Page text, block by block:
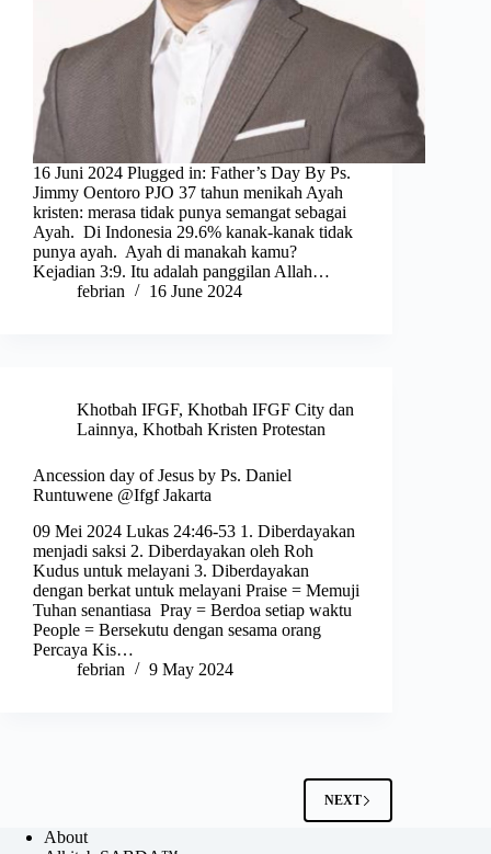
16 Juni 2024 Plugged in: Father’s Day By Ps.
Jimmy Oentoro PJO 37 tahun menikah Ayah
kristen: merasa tidak punya semangat sebagai
Ayah. Di Indonesia 29.6% kanak-kanak tidak
punya ayah. Ayah di manakah kamu?
Kejadian 3:9. Itu adalah panggilan Allah…
febrian
16 June 2024
Khotbah IFGF, Khotbah IFGF City dan
Lainnya, Khotbah Kristen Protestan
Ancession day of Jesus by Ps. Daniel
Runtuwene @Ifgf Jakarta
09 Mei 2024 Lukas 24:46-53 1. Diberdayakan
menjadi saksi 2. Diberdayakan oleh Roh
Kudus untuk melayani 3. Diberdayakan
dengan berkat untuk melayani Praise = Memuji
Tuhan senantiasa Pray = Berdoa setiap waktu
People = Bersekutu dengan sesama orang
Percaya Kis…
febrian
9 May 2024
NEXT
About